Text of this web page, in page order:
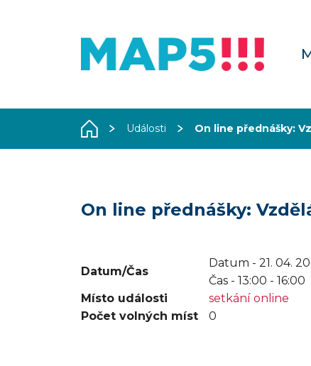
Události On line přednášky:
On line přednášky:
Datum/Čas
Datum - 21. 04.
Čas - 13:00 - 16:00
Místo události
setkání online
Počet volných míst
0